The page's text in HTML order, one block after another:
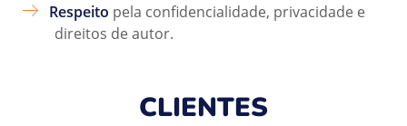
Respeito pela confidencialidade, privacidade e
direitos de autor.
CLIENTES